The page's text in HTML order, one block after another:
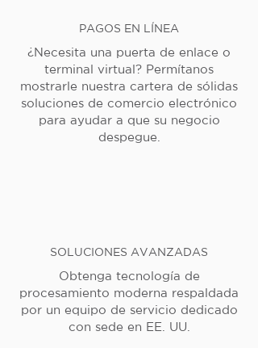
PAGOS EN LÍNEA
¿Necesita una puerta de enlace o
terminal virtual? Permítanos
mostrarle nuestra cartera de sólidas
soluciones de comercio electrónico
para ayudar a que su negocio
despegue.
SOLUCIONES AVANZADAS
Obtenga tecnología de
procesamiento moderna respaldada
por un equipo de servicio dedicado
con sede en EE. UU.